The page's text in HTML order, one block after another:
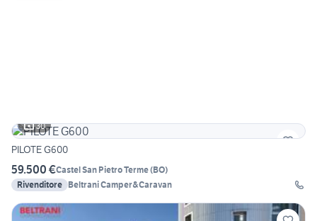
30
PILOTE G600
59.500 €Castel San Pietro Terme(BO)
Rivenditore Beltrani Camper&Caravan